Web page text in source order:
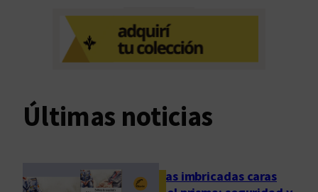
q
u
a
a
n
Últimas noticias
Las imbricadas caras